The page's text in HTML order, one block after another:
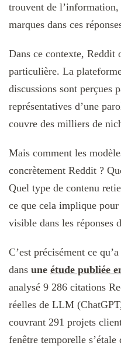
trouvent de
marques dans ces
Dans ce contexte, Reddit
particulière. La
discussions sont perçues
représentatives d’une
couvre des milliers de
Mais comment les
concrètement Reddit ?
Quel type de contenu
ce que cela implique
visible dans les réponses
C’est précisément ce
dans une étude publiée
analysé 9 286 citations
réelles de LLM
couvrant 291 projets
fenêtre temporelle